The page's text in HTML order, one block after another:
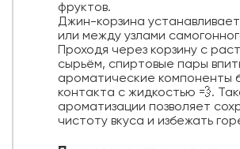
фруктов.
Джин-корзина
или между узлами
Проходя через корзину с
сырьём, спиртовые пары
ароматические компоненты
контакта с жидкостью 💨.
ароматизации позволяет
чистоту вкуса и избежать